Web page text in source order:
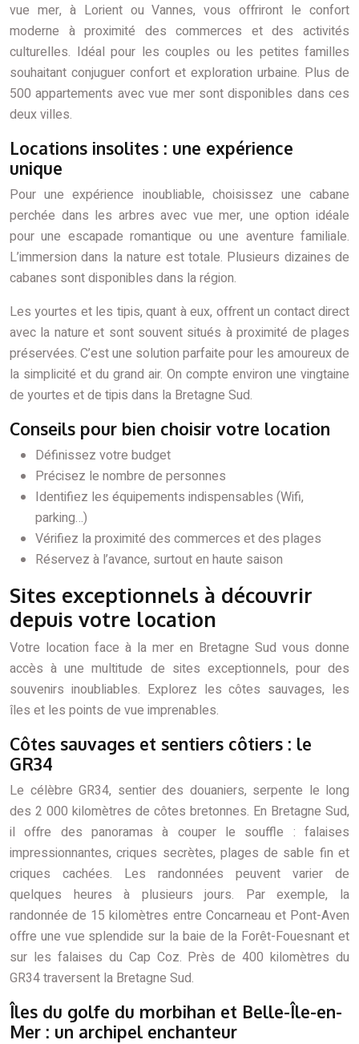
vue mer, à Lorient ou Vannes, vous offriront le confort
moderne à proximité des commerces et des activités
culturelles. Idéal pour les couples ou les petites familles
souhaitant conjuguer confort et exploration urbaine. Plus de
500 appartements avec vue mer sont disponibles dans ces
deux villes.
Locations insolites : une expérience
unique
Pour une expérience inoubliable, choisissez une cabane
perchée dans les arbres avec vue mer, une option idéale
pour une escapade romantique ou une aventure familiale.
L’immersion dans la nature est totale. Plusieurs dizaines de
cabanes sont disponibles dans la région.
Les yourtes et les tipis, quant à eux, offrent un contact direct
avec la nature et sont souvent situés à proximité de plages
préservées. C’est une solution parfaite pour les amoureux de
la simplicité et du grand air. On compte environ une vingtaine
de yourtes et de tipis dans la Bretagne Sud.
Conseils pour bien choisir votre location
Définissez votre budget
Précisez le nombre de personnes
Identifiez les équipements indispensables (Wifi,
parking…)
Vérifiez la proximité des commerces et des plages
Réservez à l’avance, surtout en haute saison
Sites exceptionnels à découvrir
depuis votre location
Votre location face à la mer en Bretagne Sud vous donne
accès à une multitude de sites exceptionnels, pour des
souvenirs inoubliables. Explorez les côtes sauvages, les
îles et les points de vue imprenables.
Côtes sauvages et sentiers côtiers : le
GR34
Le célèbre GR34, sentier des douaniers, serpente le long
des 2 000 kilomètres de côtes bretonnes. En Bretagne Sud,
il offre des panoramas à couper le souffle : falaises
impressionnantes, criques secrètes, plages de sable fin et
criques cachées. Les randonnées peuvent varier de
quelques heures à plusieurs jours. Par exemple, la
randonnée de 15 kilomètres entre Concarneau et Pont-Aven
offre une vue splendide sur la baie de la Forêt-Fouesnant et
sur les falaises du Cap Coz. Près de 400 kilomètres du
GR34 traversent la Bretagne Sud.
Îles du golfe du morbihan et Belle-Île-en-
Mer : un archipel enchanteur